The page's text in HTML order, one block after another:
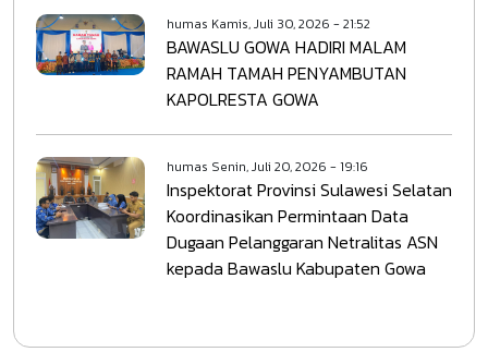
humas Kamis, Juli 30, 2026 - 21:52
BAWASLU GOWA HADIRI MALAM
RAMAH TAMAH PENYAMBUTAN
KAPOLRESTA GOWA
humas Senin, Juli 20, 2026 - 19:16
Inspektorat Provinsi Sulawesi Selatan
Koordinasikan Permintaan Data
Dugaan Pelanggaran Netralitas ASN
kepada Bawaslu Kabupaten Gowa